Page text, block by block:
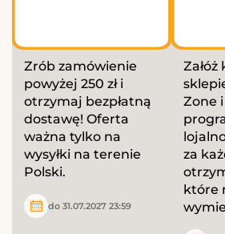
Zrób zamówienie
powyżej 250 zł i
otrzymaj bezpłatną
dostawę! Oferta
ważna tylko na
wysyłki na terenie
Polski.
do 31.07.2027 23:59
Zone i
za
które